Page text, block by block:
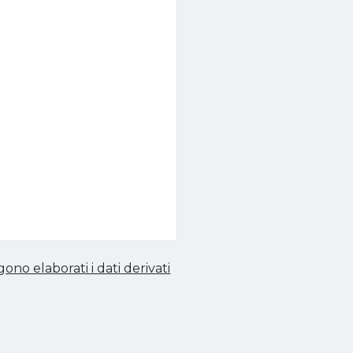
elaborati i dati derivati